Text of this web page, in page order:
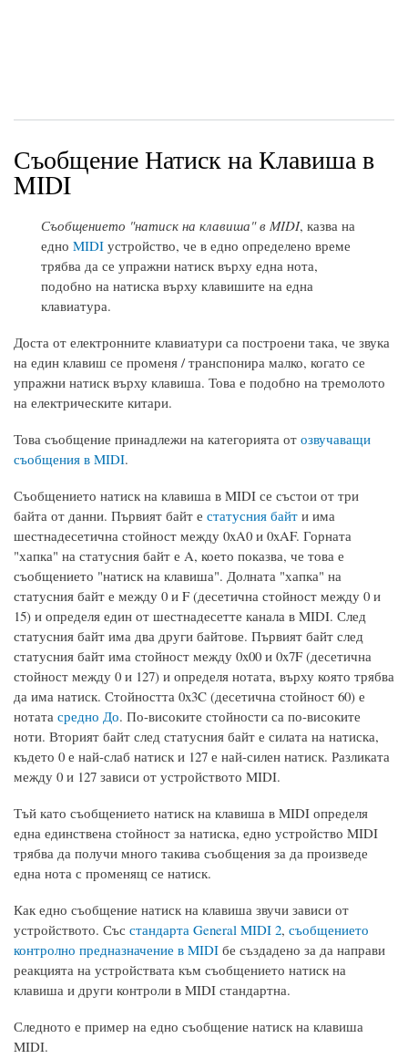
Съобщение Натиск на Клавиша в
MIDI
Съобщението "натиск на клавиша" в MIDI, казва на
едно MIDI устройство, че в едно определено време
трябва да се упражни натиск върху една нота,
подобно на натиска върху клавишите на една
клавиатура.
Доста от електронните клавиатури са построени така, че звука
на един клавиш се променя / транспонира малко, когато се
упражни натиск върху клавиша. Това е подобно на тремолото
на електрическите китари.
Това съобщение принадлежи на категорията от озвучаващи
съобщения в MIDI.
Съобщението натиск на клавиша в MIDI се състои от три
байта от данни. Първият байт е статусния байт и има
шестнадесетична стойност между 0xA0 и 0xAF. Горната
"хапка" на статусния байт е A, което показва, че това е
съобщението "натиск на клавиша". Долната "хапка" на
статусния байт е между 0 и F (десетична стойност между 0 и
15) и определя един от шестнадесетте канала в MIDI. След
статусния байт има два други байтове. Първият байт след
статусния байт има стойност между 0x00 и 0x7F (десетична
стойност между 0 и 127) и определя нотата, върху която трябва
да има натиск. Стойността 0x3C (десетична стойност 60) е
нотата средно До. По-високите стойности са по-високите
ноти. Вторият байт след статусния байт е силата на натиска,
където 0 е най-слаб натиск и 127 е най-силен натиск. Разликата
между 0 и 127 зависи от устройството MIDI.
Тъй като съобщението натиск на клавиша в MIDI определя
една единствена стойност за натиска, едно устройство MIDI
трябва да получи много такива съобщения за да произведе
една нота с променящ се натиск.
Как едно съобщение натиск на клавиша звучи зависи от
устройството. Със стандарта General MIDI 2, съобщението
контролно предназначение в MIDI бе създадено за да направи
реакцията на устройствата към съобщението натиск на
клавиша и други контроли в MIDI стандартна.
Следното е пример на едно съобщение натиск на клавиша
MIDI.